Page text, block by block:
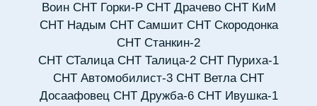
Воин СНТ Горки-Р СНТ Драчево СНТ КиМ
СНТ Надым СНТ Самшит СНТ Скородонка
СНТ Станкин-2
СНТ СТалица СНТ Талица-2 СНТ Пуриха-1
СНТ Автомобилист-3 СНТ Ветла СНТ
Досаафовец СНТ Дружба-6 СНТ Ивушка-1